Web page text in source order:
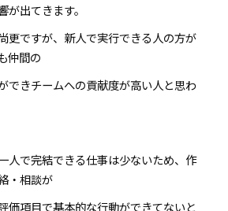
出てきます。
更ですが、新人で実行できる人の方が
仲間の
できチームへの貢献度が高い人と思わ
人で完結できる仕事は少ないため、作
・相談が
価項目で基本的な行動ができてないと